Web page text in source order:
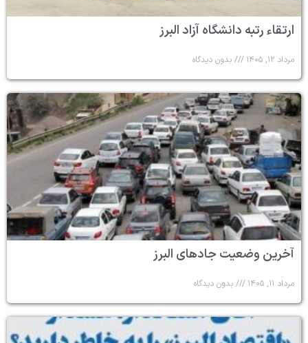
ارتقاء رتبه دانشگاه آزاد البرز
مرداد ۱۲, ۱۴۰۵ بدون دیدگاه
آخرین وضعیت جادهای البرز
مرداد ۱۱, ۱۴۰۵ بدون دیدگاه